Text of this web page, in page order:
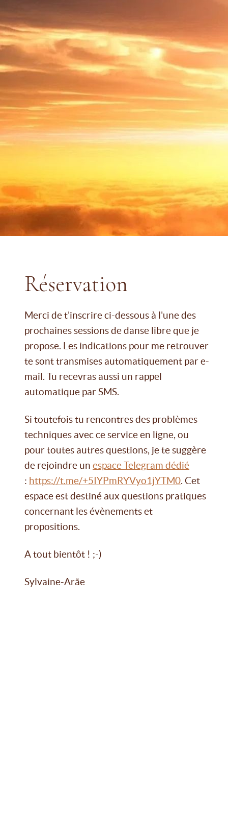
Réservation
Merci de t'inscrire ci-dessous à l'une des
prochaines sessions de danse libre que je
propose. Les indications pour me retrouver
te sont transmises automatiquement par e-
mail. Tu recevras aussi un rappel
automatique par SMS.
Si toutefois tu rencontres des problèmes
techniques avec ce service en ligne, ou
pour toutes autres questions, je te suggère
de rejoindre un espace Telegram dédié
: https://t.me/+5IYPmRYVyo1jYTM0. Cet
espace est destiné aux questions pratiques
concernant les évènements et
propositions.
A tout bientôt ! ;-)
Sylvaine-Arãe